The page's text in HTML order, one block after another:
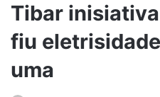
Tibar
fiu
uma